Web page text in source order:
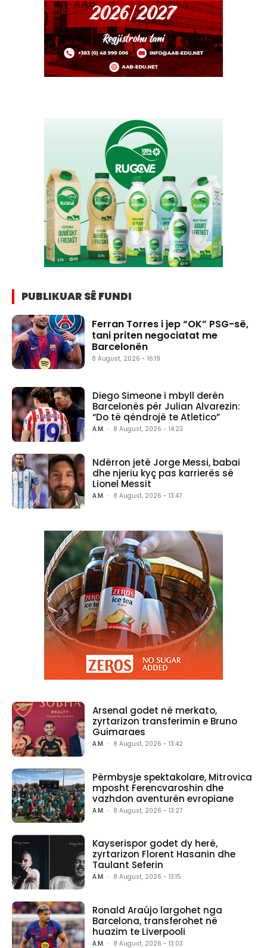
PUBLIKUAR SË FUNDI
Ferran Torres i jep “OK” PSG-së,
tani priten negociatat me
Barcelonën
8 August, 2026 - 16:19
Diego Simeone i mbyll derën
Barcelonës për Julian Alvarezin:
“Do të qëndrojë te Atletico”
A.M. - 8 August, 2026 - 14:23
Ndërron jetë Jorge Messi, babai
dhe njeriu kyç pas karrierës së
Lionel Messit
A.M. - 8 August, 2026 - 13:47
Arsenal godet në merkato,
zyrtarizon transferimin e Bruno
Guimaraes
A.M. - 8 August, 2026 - 13:42
Përmbysje spektakolare, Mitrovica
mposht Ferencvaroshin dhe
vazhdon aventurën evropiane
A.M. - 8 August, 2026 - 13:27
Kayserispor godet dy herë,
zyrtarizon Florent Hasanin dhe
Taulant Seferin
A.M. - 8 August, 2026 - 13:15
Ronald Araújo largohet nga
Barcelona, transferohet në
huazim te Liverpooli
A.M. - 8 August, 2026 - 13:03